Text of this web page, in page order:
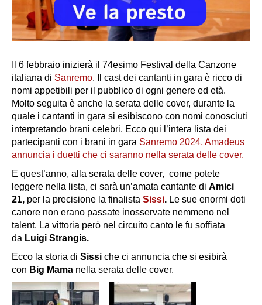
Il 6 febbraio inizierà il 74esimo Festival della Canzone
italiana di Sanremo. Il cast dei cantanti in gara è ricco di
nomi appetibili per il pubblico di ogni genere ed età.
Molto seguita è anche la serata delle cover, durante la
quale i cantanti in gara si esibiscono con nomi conosciuti
interpretando brani celebri. Ecco qui l’intera lista dei
partecipanti con i brani in gara Sanremo 2024, Amadeus
annuncia i duetti che ci saranno nella serata delle cover.
E quest’anno, alla serata delle cover, come potete
leggere nella lista, ci sarà un’amata cantante di Amici
21, per la precisione la finalista Sissi. Le sue enormi doti
canore non erano passate inosservate nemmeno nel
talent. La vittoria però nel circuito canto le fu soffiata
da Luigi Strangis.
Ecco la storia di Sissi che ci annuncia che si esibirà
con Big Mama nella serata delle cover.